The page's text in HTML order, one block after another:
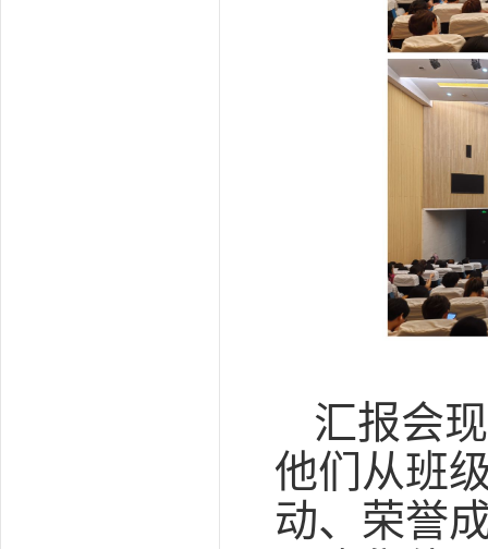
汇报会
他们从班
动、荣誉